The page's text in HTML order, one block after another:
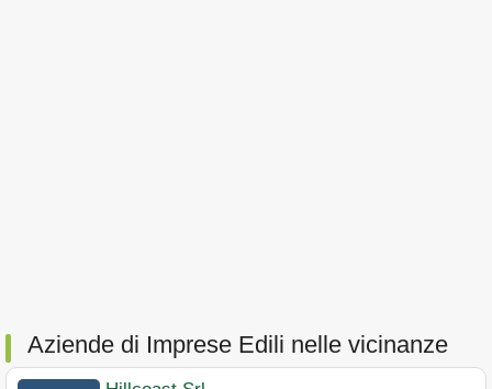
Aziende di Imprese Edili nelle vicinanze